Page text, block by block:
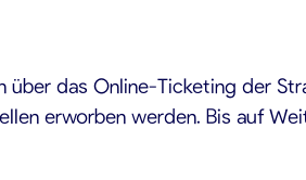
über das Online-Ticketing der
erworben werden. Bis auf